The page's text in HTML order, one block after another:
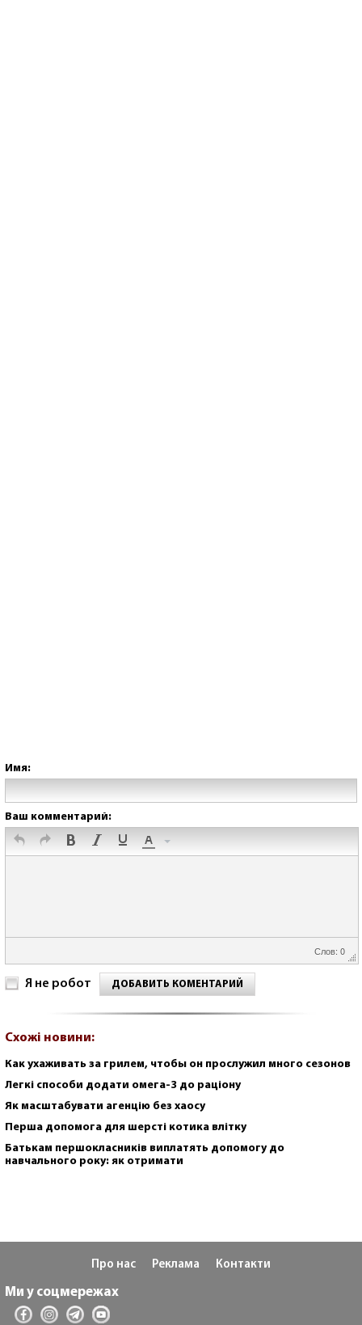
Имя:
Ваш комментарий:
Слов: 0
Я не робот ДОБАВИТЬ КОМЕНТАРИЙ
Схожі новини:
Как ухаживать за грилем, чтобы он прослужил много сезонов
Легкі способи додати омега-3 до раціону
Як масштабувати агенцію без хаосу
Перша допомога для шерсті котика влітку
Батькам першокласників виплатять допомогу до
навчального року: як отримати
Про нас Реклама Контакти
Ми у соцмережах